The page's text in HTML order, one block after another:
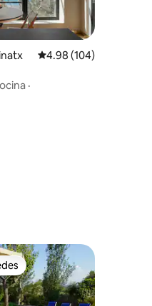
reseñasCalificación promedio:
4.98 (104)
·